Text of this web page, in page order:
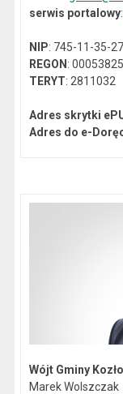
serwis portalowy
NIP: 745-11-35-
REGON:
TERYT: 2811032
Adres skrytki
Adres do e-
Wójt Gminy
Marek Wolszczak